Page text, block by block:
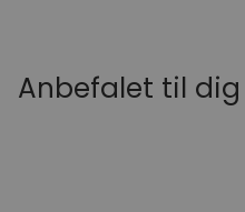
Anbefalet til dig